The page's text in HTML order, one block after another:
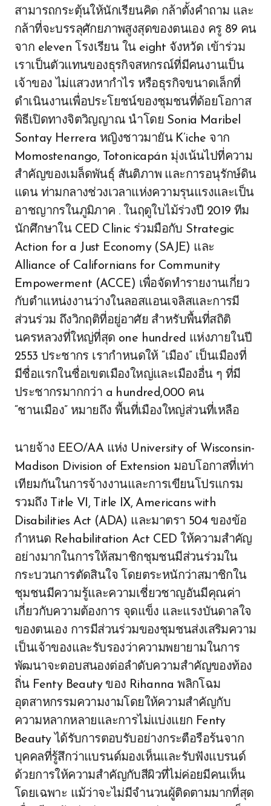
สามารถกระตุ้นให้นักเรียนคิด กล้าตั้งคำถาม และ
กล้าที่จะบรรลุศักยภาพสูงสุดของตนเอง ครู 89 คน
จาก eleven โรงเรียน ใน eight จังหวัด เข้าร่วม
เราเป็นตัวแทนของธุรกิจสหกรณ์ที่มีคนงานเป็น
เจ้าของ ไม่แสวงหากำไร หรือธุรกิจขนาดเล็กที่
ดำเนินงานเพื่อประโยชน์ของชุมชนที่ด้อยโอกาส
พิธีเปิดทางจิตวิญญาณ นำโดย Sonia Maribel
Sontay Herrera หญิงชาวมายัน K’iche จาก
Momostenango, Totonicapán มุ่งเน้นไปที่ความ
สำคัญของเมล็ดพันธุ์ สันติภาพ และการอนุรักษ์ดิน
แดน ท่ามกลางช่วงเวลาแห่งความรุนแรงและเป็น
อาชญากรในภูมิภาค . ในฤดูใบไม้ร่วงปี 2019 ทีม
นักศึกษาใน CED Clinic ร่วมมือกับ Strategic
Action for a Just Economy (SAJE) และ
Alliance of Californians for Community
Empowerment (ACCE) เพื่อจัดทำรายงานเกี่ยว
กับตำแหน่งงานว่างในลอสแอนเจลิสและการมี
ส่วนร่วม ถึงวิกฤติที่อยู่อาศัย สำหรับพื้นที่สถิติ
นครหลวงที่ใหญ่ที่สุด one hundred แห่งภายในปี
2553 ประชากร เรากำหนดให้ “เมือง” เป็นเมืองที่
มีชื่อแรกในชื่อเขตเมืองใหญ่และเมืองอื่น ๆ ที่มี
ประชากรมากกว่า a hundred,000 คน
“ชานเมือง” หมายถึง พื้นที่เมืองใหญ่ส่วนที่เหลือ
นายจ้าง EEO/AA แห่ง University of Wisconsin-
Madison Division of Extension มอบโอกาสที่เท่า
เทียมกันในการจ้างงานและการเขียนโปรแกรม
รวมถึง Title VI, Title IX, Americans with
Disabilities Act (ADA) และมาตรา 504 ของข้อ
กำหนด Rehabilitation Act CED ให้ความสำคัญ
อย่างมากในการให้สมาชิกชุมชนมีส่วนร่วมใน
กระบวนการตัดสินใจ โดยตระหนักว่าสมาชิกใน
ชุมชนมีความรู้และความเชี่ยวชาญอันมีคุณค่า
เกี่ยวกับความต้องการ จุดแข็ง และแรงบันดาลใจ
ของตนเอง การมีส่วนร่วมของชุมชนส่งเสริมความ
เป็นเจ้าของและรับรองว่าความพยายามในการ
พัฒนาจะตอบสนองต่อลำดับความสำคัญของท้อง
ถิ่น Fenty Beauty ของ Rihanna พลิกโฉม
อุตสาหกรรมความงามโดยให้ความสำคัญกับ
ความหลากหลายและการไม่แบ่งแยก Fenty
Beauty ได้รับการตอบรับอย่างกระตือรือร้นจาก
บุคคลที่รู้สึกว่าแบรนด์มองเห็นและรับฟังแบรนด์
ด้วยการให้ความสำคัญกับสีผิวที่ไม่ค่อยมีคนเห็น
โดยเฉพาะ แม้ว่าจะไม่มีจำนวนผู้ติดตามมากที่สุด